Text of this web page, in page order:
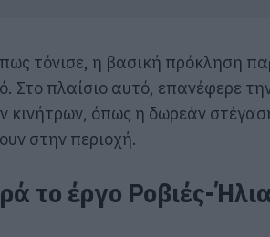
τόνισε, η βασική πρόκληση
Στο πλαίσιο αυτό, επανέφερε
κινήτρων, όπως η δωρεάν
στην περιοχή.
το έργο Ροβιές-